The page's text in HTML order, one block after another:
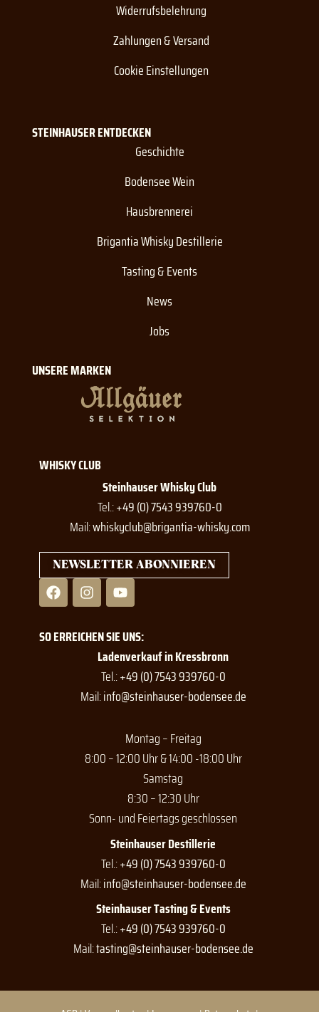
STEINHAUSER ENTDECKEN
Geschichte
Bodensee Wein
Hausbrennerei
Brigantia Whisky Destillerie
Tasting & Events
News
Jobs
UNSERE MARKEN
Widerrufsbelehrung
Zahlungen & Versand
Cookie Einstellungen
WHISKY CLUB
Steinhauser Whisky Club
Tel.:+49 (0) 7543 939760-0
Mail:whiskyclub@brigantia-whisky.com
NEWSLETTER ABONNIEREN
F
a
c
e
b
I
n
s
t
a
m
Y
o
u
t
u
b
e
SO ERREICHEN SIE UNS:
Ladenverkauf in Kressbronn
Tel.:+49 (0) 7543 939760-0
Mail:info@steinhauser-bodensee.de
Montag – Freitag
8:00 – 12:00 Uhr & 14:00 -18:00 Uhr
Samstag
8:30 – 12:30 Uhr
Sonn- und Feiertags geschlossen
Steinhauser Destillerie
Tel.:+49 (0) 7543 939760-0
Mail:info@steinhauser-bodensee.de
Steinhauser Tasting & Events
Tel.:+49 (0) 7543 939760-0
Mail:tasting@steinhauser-bodensee.de